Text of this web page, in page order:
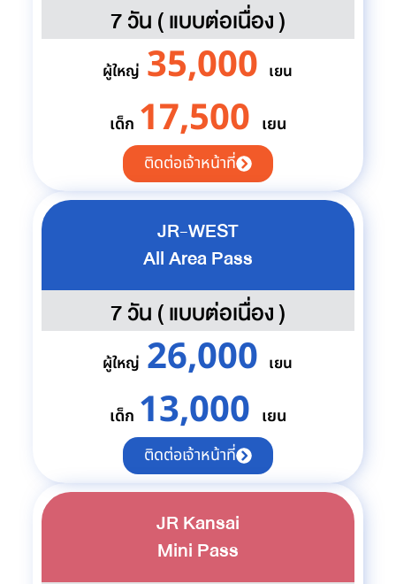
7 วัน ( แบบต่อเนื่อง )
ผู้ใหญ่ 35,000 เยน
เด็ก 17,500 เยน
ติดต่อเจ้าหน้าที่
JR-WEST
All Area Pass
7 วัน ( แบบต่อเนื่อง )
ผู้ใหญ่ 26,000 เยน
เด็ก 13,000 เยน
ติดต่อเจ้าหน้าที่
JR Kansai
Mini Pass